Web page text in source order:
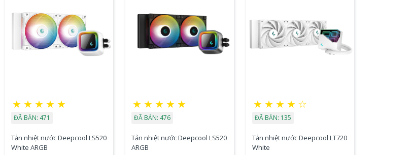
★ ★ ★ ★ ★
ĐÃ BÁN: 471
Tản nhiệt nước Deepcool LS520
White ARGB
★ ★ ★ ★ ★
ĐÃ BÁN: 476
Tản nhiệt nước Deepcool LS520
ARGB
★ ★ ★ ★ ☆
ĐÃ BÁN: 135
Tản nhiệt nước Deepcool LT720
White